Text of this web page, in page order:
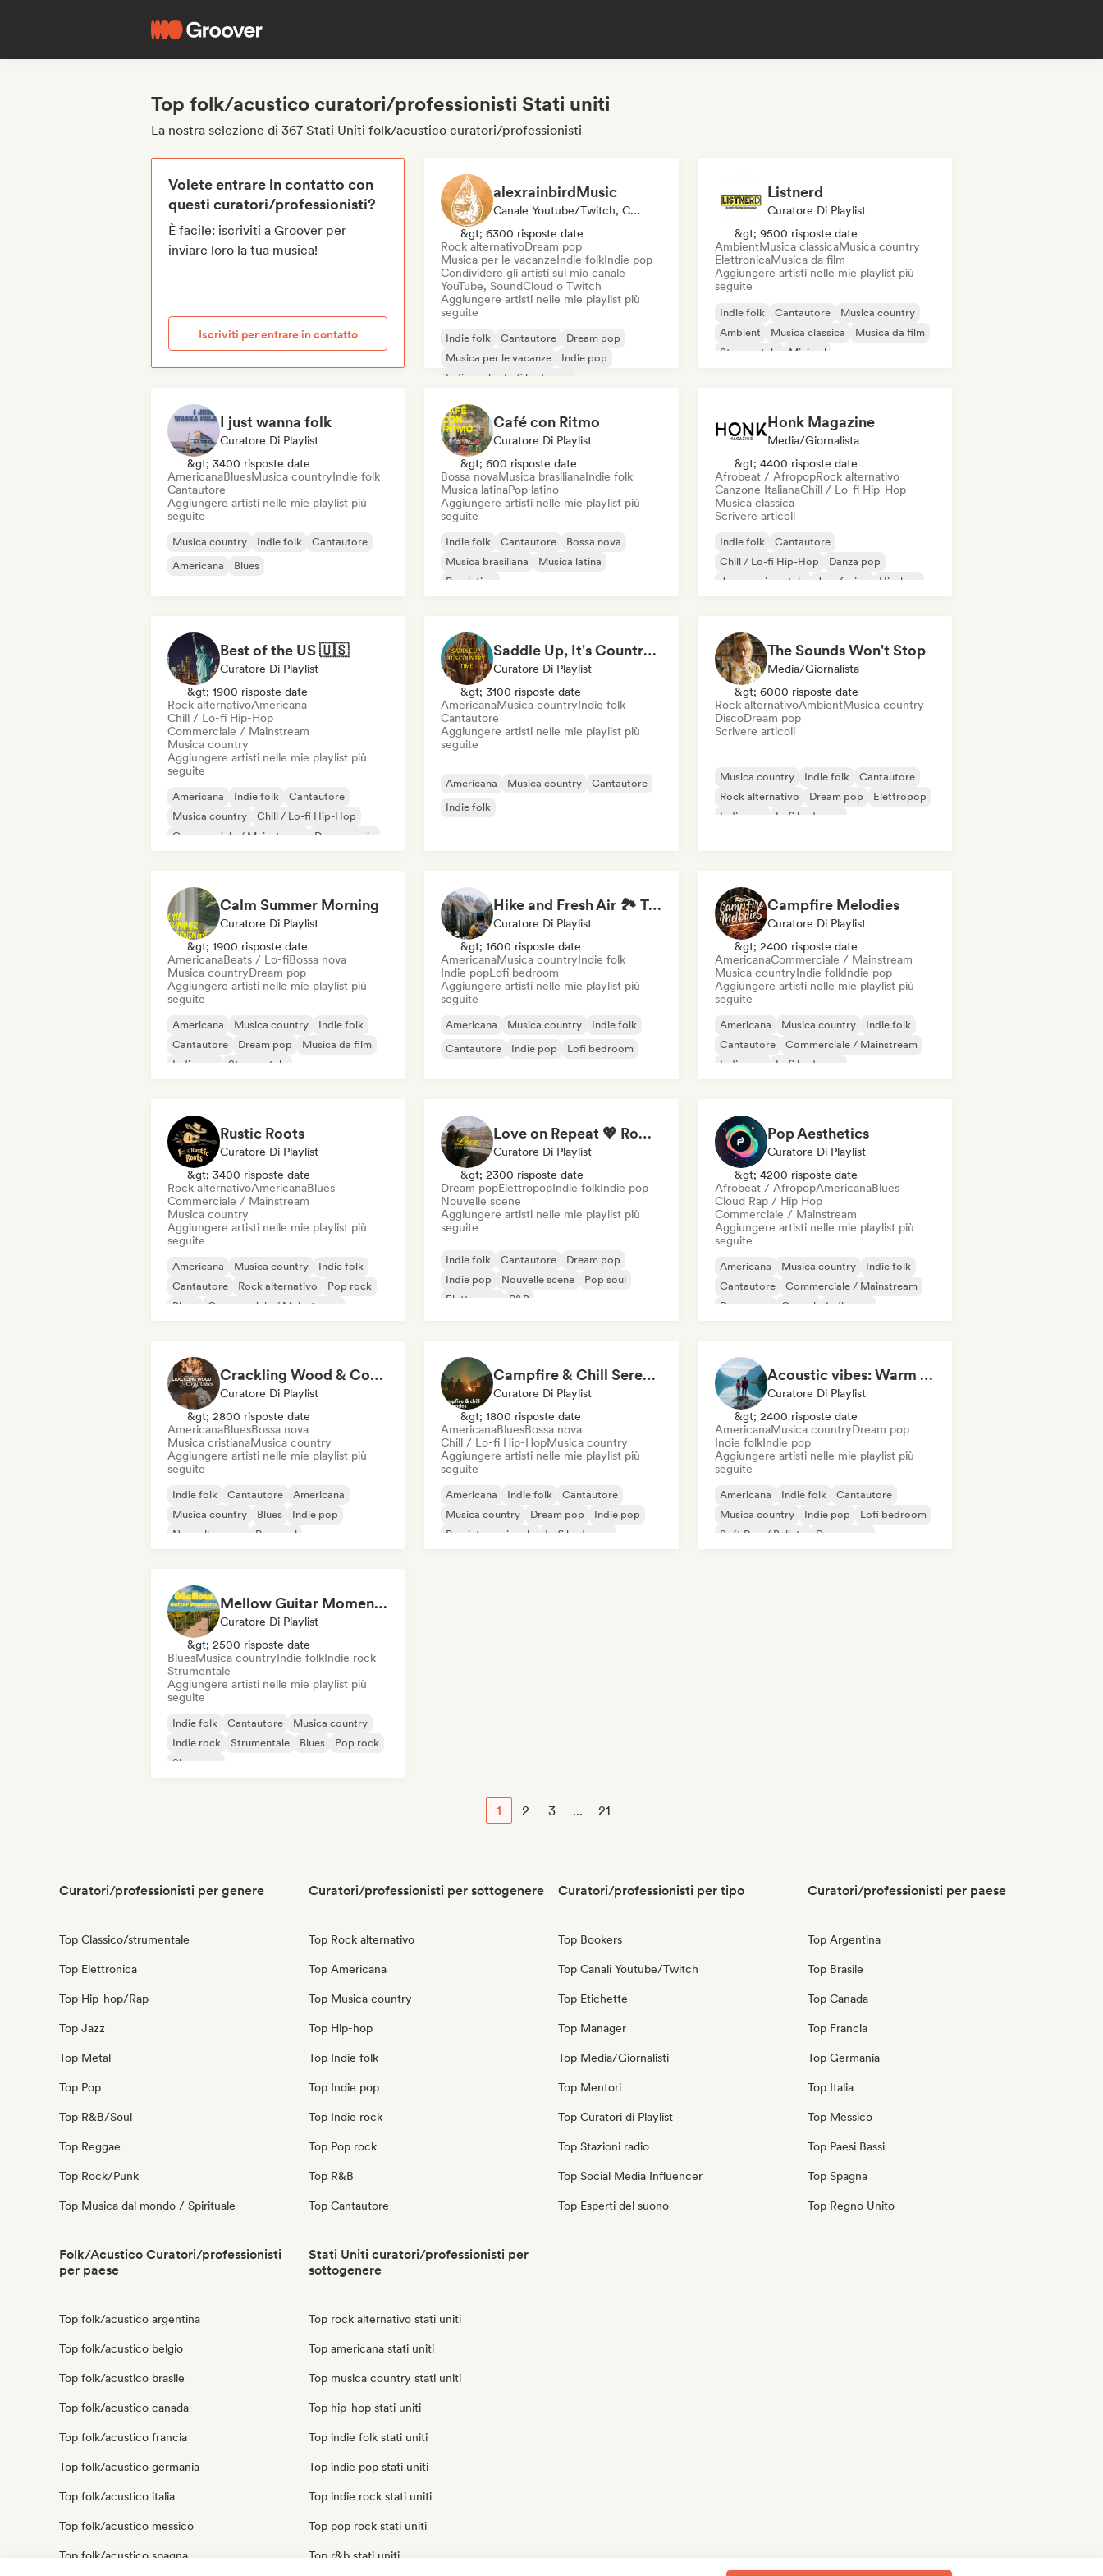
Top folk/acustico curatori/professionisti Stati uniti
La nostra selezione di 367 Stati Uniti folk/acustico curatori/professionisti
Volete entrare in contatto con
questi curatori/professionisti?
È facile: iscriviti a Groover per
inviare loro la tua musica!
Iscriviti per entrare in contatto
alexrainbirdMusic
Canale Youtube/Twitch, Curatore Di Playlist
&gt; 6300 risposte date
Rock alternativoDream pop
Musica per le vacanzeIndie folkIndie pop
Condividere gli artisti sul mio canale
YouTube, SoundCloud o Twitch
Aggiungere artisti nelle mie playlist più
seguite
Indie folk Cantautore
Dream pop
Musica per le vacanze
Indie pop
Indie rock
Lofi bedroom
Listnerd
Curatore Di Playlist
&gt; 9500 risposte date
AmbientMusica classicaMusica country
ElettronicaMusica da film
Aggiungere artisti nelle mie playlist più
seguite
Indie folk Cantautore
Musica country
Ambient
Musica classica
Musica da film
Strumentale
Minimal
I just wanna folk
Curatore Di Playlist
&gt; 3400 risposte date
AmericanaBluesMusica countryIndie folk
Cantautore
Aggiungere artisti nelle mie playlist più
seguite
Musica country Indie folk
Cantautore
Americana
Blues
Café con Ritmo
Curatore Di Playlist
&gt; 600 risposte date
Bossa novaMusica brasilianaIndie folk
Musica latinaPop latino
Aggiungere artisti nelle mie playlist più
seguite
Indie folk Cantautore
Bossa nova
Musica brasiliana
Musica latina
Pop latino
Honk Magazine
Media/Giornalista
&gt; 4400 risposte date
Afrobeat / AfropopRock alternativo
Canzone ItalianaChill / Lo-fi Hip-Hop
Musica classica
Scrivere articoli
Indie folk
Cantautore
Chill / Lo-fi Hip-Hop
Danza pop
Jazz sperimentale
Jazz fusion
Hip-hop
Best of the US 🇺🇸
Curatore Di Playlist
&gt; 1900 risposte date
Rock alternativoAmericana
Chill / Lo-fi Hip-Hop
Commerciale / Mainstream
Musica country
Aggiungere artisti nelle mie playlist più
seguite
Americana Indie folk
Cantautore
Musica country
Chill / Lo-fi Hip-Hop
Commerciale / Mainstream
Dance music
Saddle Up, It's Country Time 🤠 Outlaw Country, Americana & Country Rock
Curatore Di Playlist
&gt; 3100 risposte date
AmericanaMusica countryIndie folk
Cantautore
Aggiungere artisti nelle mie playlist più
seguite
Americana Musica country
Cantautore
Indie folk
The Sounds Won't Stop
Media/Giornalista
&gt; 6000 risposte date
Rock alternativoAmbientMusica country
DiscoDream pop
Scrivere articoli
Musica country Indie folk
Cantautore
Rock alternativo
Dream pop
Elettropop
Indie pop
Lofi bedroom
Calm Summer Morning
Curatore Di Playlist
&gt; 1900 risposte date
AmericanaBeats / Lo-fiBossa nova
Musica countryDream pop
Aggiungere artisti nelle mie playlist più
seguite
Americana Musica country
Indie folk
Cantautore
Dream pop
Musica da film
Indie pop
Strumentale
Hike and Fresh Air 🏞️ Trail-Ready Indie Folk & Acoustic
Curatore Di Playlist
&gt; 1600 risposte date
AmericanaMusica countryIndie folk
Indie popLofi bedroom
Aggiungere artisti nelle mie playlist più
seguite
Americana Musica country
Indie folk
Cantautore
Indie pop Lofi bedroom
Campfire Melodies
Curatore Di Playlist
&gt; 2400 risposte date
AmericanaCommerciale / Mainstream
Musica countryIndie folkIndie pop
Aggiungere artisti nelle mie playlist più
seguite
Americana Musica country
Indie folk
Cantautore
Commerciale / Mainstream
Indie pop
Lofi bedroom
Rustic Roots
Curatore Di Playlist
&gt; 3400 risposte date
Rock alternativoAmericanaBlues
Commerciale / Mainstream
Musica country
Aggiungere artisti nelle mie playlist più
seguite
Americana Musica country
Indie folk
Cantautore
Rock alternativo
Pop rock
Blues
Commerciale / Mainstream
Love on Repeat 💖 Romantic Indie Pop, Neo Soul & Singer-Songwriter
Curatore Di Playlist
&gt; 2300 risposte date
Dream popElettropopIndie folkIndie pop
Nouvelle scene
Aggiungere artisti nelle mie playlist più
seguite
Indie folk Cantautore
Dream pop
Indie pop
Nouvelle scene
Pop soul
Elettropop
R&B
Pop Aesthetics
Curatore Di Playlist
&gt; 4200 risposte date
Afrobeat / AfropopAmericanaBlues
Cloud Rap / Hip Hop
Commerciale / Mainstream
Aggiungere artisti nelle mie playlist più
seguite
Americana Musica country
Indie folk
Cantautore
Commerciale / Mainstream
Danza pop
Gospel Indie pop
Crackling Wood & Cozy Vibes 🔥 Singer-Songwriter, Dream Pop & Bedroom Pop
Curatore Di Playlist
&gt; 2800 risposte date
AmericanaBluesBossa nova
Musica cristianaMusica country
Aggiungere artisti nelle mie playlist più
seguite
Indie folk Cantautore
Americana
Musica country
Blues
Indie pop
Nouvelle scene
Pop soul
Campfire & Chill Serenades 🔥 Indie Folk, Acoustic & Singer-Songwriter
Curatore Di Playlist
&gt; 1800 risposte date
AmericanaBluesBossa nova
Chill / Lo-fi Hip-HopMusica country
Aggiungere artisti nelle mie playlist più
seguite
Americana Indie folk
Cantautore
Musica country
Dream pop
Indie pop
Pop internazionale
Lofi bedroom
Acoustic vibes: Warm Melodies, Indie Folk & Singer-Songwriter 🏞️
Curatore Di Playlist
&gt; 2400 risposte date
AmericanaMusica countryDream pop
Indie folkIndie pop
Aggiungere artisti nelle mie playlist più
seguite
Americana Indie folk
Cantautore
Musica country
Indie pop
Lofi bedroom
Soft Pop / Ballata
Dream pop
Mellow Guitar Moments 🎸 Acoustic Indie Folk & Singer-Songwriter
Curatore Di Playlist
&gt; 2500 risposte date
BluesMusica countryIndie folkIndie rock
Strumentale
Aggiungere artisti nelle mie playlist più
seguite
Indie folk Cantautore
Musica country
Indie rock
Strumentale Blues
Pop rock
Shoegaze
1 2 3 ... 21
Curatori/professionisti per genere
Top Classico/strumentale
Top Elettronica
Top Hip-hop/Rap
Top Jazz
Top Metal
Top Pop
Top R&B/Soul
Top Reggae
Top Rock/Punk
Top Musica dal mondo / Spirituale
Curatori/professionisti per sottogenere
Top Rock alternativo
Top Americana
Top Musica country
Top Hip-hop
Top Indie folk
Top Indie pop
Top Indie rock
Top Pop rock
Top R&B
Top Cantautore
Curatori/professionisti per tipo
Top Bookers
Top Canali Youtube/Twitch
Top Etichette
Top Manager
Top Media/Giornalisti
Top Mentori
Top Curatori di Playlist
Top Stazioni radio
Top Social Media Influencer
Top Esperti del suono
Curatori/professionisti per paese
Top Argentina
Top Brasile
Top Canada
Top Francia
Top Germania
Top Italia
Top Messico
Top Paesi Bassi
Top Spagna
Top Regno Unito
Folk/Acustico Curatori/professionisti
per paese
Top folk/acustico argentina
Top folk/acustico belgio
Top folk/acustico brasile
Top folk/acustico canada
Top folk/acustico francia
Top folk/acustico germania
Top folk/acustico italia
Top folk/acustico messico
Top folk/acustico spagna
Stati Uniti curatori/professionisti per
sottogenere
Top rock alternativo stati uniti
Top americana stati uniti
Top musica country stati uniti
Top hip-hop stati uniti
Top indie folk stati uniti
Top indie pop stati uniti
Top indie rock stati uniti
Top pop rock stati uniti
Top r&b stati uniti